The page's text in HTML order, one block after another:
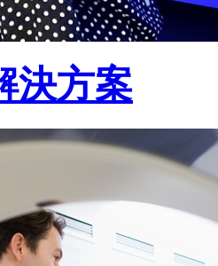
決方案